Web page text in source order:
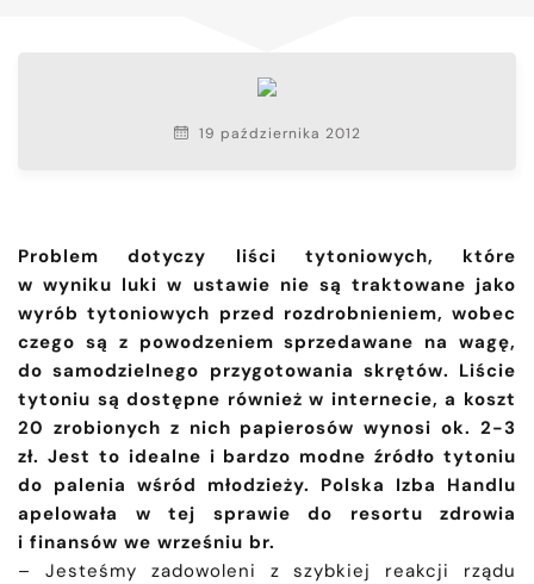
19 października 2012
Problem dotyczy liści tytoniowych, które
w wyniku luki w ustawie nie są traktowane jako
wyrób tytoniowych przed rozdrobnieniem, wobec
czego są z powodzeniem sprzedawane na wagę,
do samodzielnego przygotowania skrętów. Liście
tytoniu są dostępne również w internecie, a koszt
20 zrobionych z nich papierosów wynosi ok. 2-3
zł. Jest to idealne i bardzo modne źródło tytoniu
do palenia wśród młodzieży. Polska Izba Handlu
apelowała w tej sprawie do resortu zdrowia
i finansów we wrześniu br.
– Jesteśmy zadowoleni z szybkiej reakcji rządu